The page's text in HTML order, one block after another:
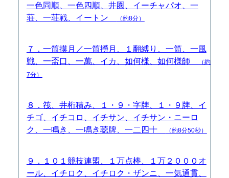
一色同順、一色四順、井圏、イーチャパオ、一
荘、一荘戦、イートン
（約8分）
７．一筒摸月／一筒撈月、１翻縛り、一筒、一風
戦、一盃口、一萬、イカ、如何様、如何様師
（約
7分）
８．筏、井桁積み、１・９・字牌、１・９牌、イ
チゴ、イチコロ、イチサン、イチサン・ニーロ
ク、一鳴き、一鳴き聴牌、一二四十
（約8分50秒）
９．１０１競技連盟、１万点棒、１万２０００オ
ール、イチロク、イチロク・ザンニ、一気通貫、